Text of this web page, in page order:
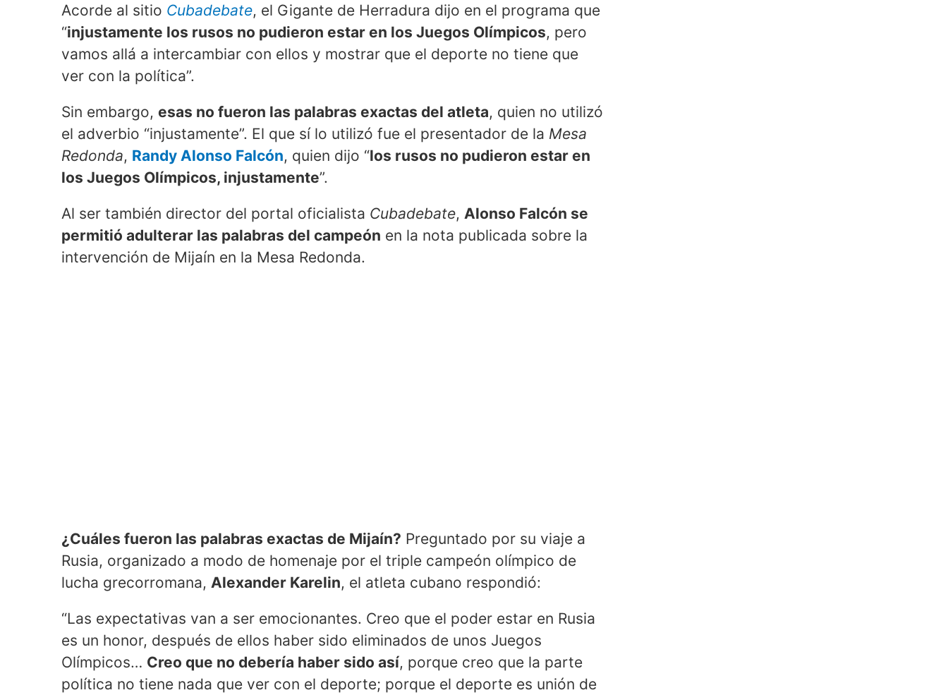
Acorde al sitio Cubadebate, el Gigante de Herradura dijo en el programa que
“injustamente los rusos no pudieron estar en los Juegos Olímpicos, pero
vamos allá a intercambiar con ellos y mostrar que el deporte no tiene que
ver con la política”.
Sin embargo, esas no fueron las palabras exactas del atleta, quien no utilizó
el adverbio “injustamente”. El que sí lo utilizó fue el presentador de la Mesa
Redonda, Randy Alonso Falcón, quien dijo “los rusos no pudieron estar en
los Juegos Olímpicos, injustamente”.
Al ser también director del portal oficialista Cubadebate, Alonso Falcón se
permitió adulterar las palabras del campeón en la nota publicada sobre la
intervención de Mijaín en la Mesa Redonda.
¿Cuáles fueron las palabras exactas de Mijaín? Preguntado por su viaje a
Rusia, organizado a modo de homenaje por el triple campeón olímpico de
lucha grecorromana, Alexander Karelin, el atleta cubano respondió:
“Las expectativas van a ser emocionantes. Creo que el poder estar en Rusia
es un honor, después de ellos haber sido eliminados de unos Juegos
Olímpicos… Creo que no debería haber sido así, porque creo que la parte
política no tiene nada que ver con el deporte; porque el deporte es unión de